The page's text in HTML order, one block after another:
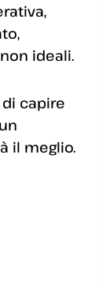
ideali.
capire
il meglio.